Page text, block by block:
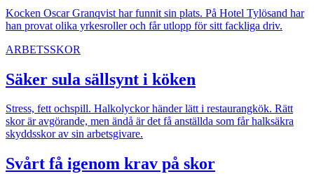
Kocken Oscar Granqvist har funnit sin plats. På Hotel Tylösand har
han provat olika yrkes­roller och får utlopp för sitt fackliga driv.
ARBETSSKOR
Säker sula sällsynt i köken
Stress, fett ochspill. Halkolyckor händer lätt i restaurangkök. Rätt
skor är avgörande, men ändå är det få anställda som får halksäkra
skyddsskor av sin arbetsgivare.
Svårt få igenom krav på skor